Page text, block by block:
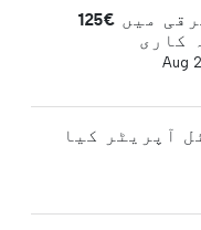
الگارو کی ترقی میں €125
کاری
آپریٹر کیا